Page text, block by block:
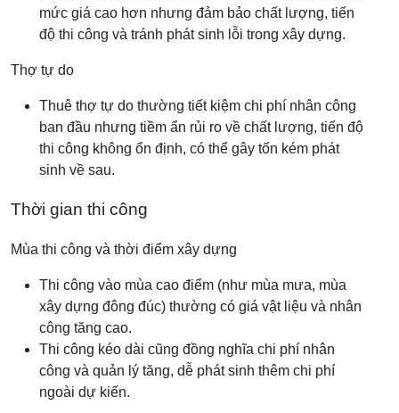
mức giá cao hơn nhưng đảm bảo chất lượng, tiến
độ thi công và tránh phát sinh lỗi trong xây dựng.
Thợ tự do
Thuê thợ tự do thường tiết kiệm chi phí nhân công
ban đầu nhưng tiềm ẩn rủi ro về chất lượng, tiến độ
thi công không ổn định, có thể gây tốn kém phát
sinh về sau.
Thời gian thi công
Mùa thi công và thời điểm xây dựng
Thi công vào mùa cao điểm (như mùa mưa, mùa
xây dựng đông đúc) thường có giá vật liệu và nhân
công tăng cao.
Thi công kéo dài cũng đồng nghĩa chi phí nhân
công và quản lý tăng, dễ phát sinh thêm chi phí
ngoài dự kiến.